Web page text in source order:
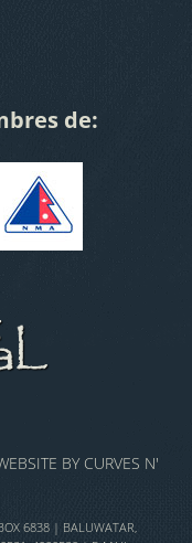
de:
BY CURVES N'
6838 | BALUWATAR,